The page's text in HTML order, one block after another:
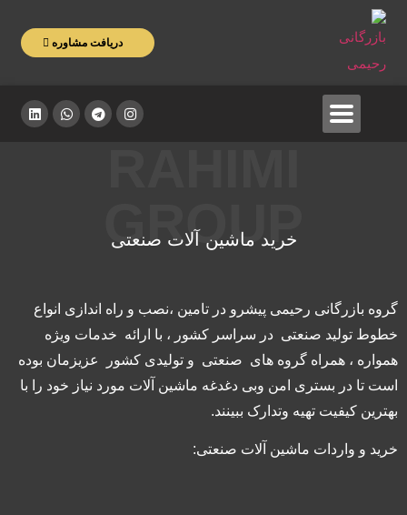
دریافت مشاوره
GROUP
خرید ماشین آلات صنعتی
گروه بازرگانی رحیمی پیشرو در تامین ،نصب و راه اندازی انواع
خطوط تولید صنعتی در سراسر کشور ، با ارائه خدمات ویژه
همواره ، همراه گروه های صنعتی و تولیدی کشور عزیزمان بوده
است تا در بستری امن وبی دغدغه ماشین آلات مورد نیاز خود را با
بهترین کیفیت تهیه وتدارک ببینند.
خرید و واردات ماشین آلات صنعتی: